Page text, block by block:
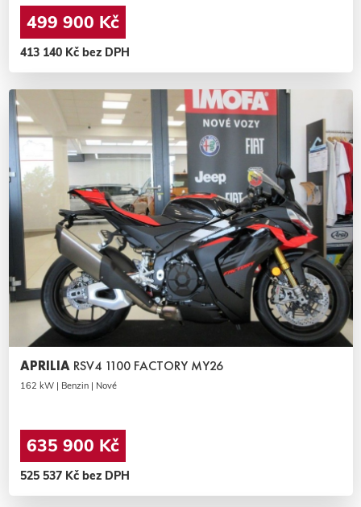
499 900 Kč
413 140 Kč bez DPH
APRILIA RSV4 1100 FACTORY MY26
162 kW | Benzin | Nové
635 900 Kč
525 537 Kč bez DPH